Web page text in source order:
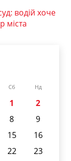
водій хоче
міста
Сб Нд
1
2
8
9
15
16
22
23